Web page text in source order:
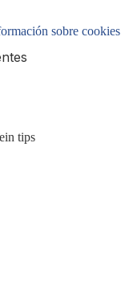
sobre cookies
tips